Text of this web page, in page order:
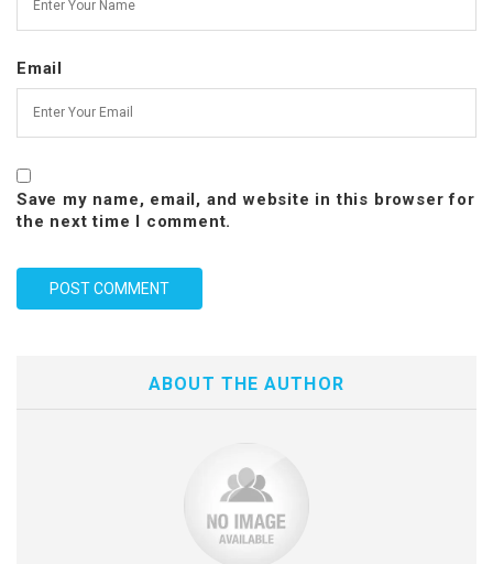
Email
Save my name, email, and website in this browser for
the next time I comment.
ABOUT THE AUTHOR